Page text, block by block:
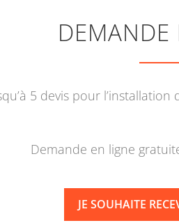
DEMANDE
5 devis pour
Demande en ligne
JE SOUHAITE